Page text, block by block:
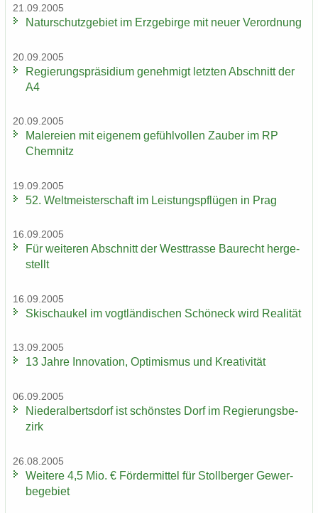
21.09.2005
Na­tur­schutz­ge­biet im Erz­ge­bir­ge mit neuer Ver­ord­nung
20.09.2005
Re­gie­rungs­prä­si­di­um ge­neh­migt letz­ten Ab­schnitt der
A4
20.09.2005
Ma­le­rei­en mit ei­ge­nem ge­fühl­vol­len Zau­ber im RP
Chem­nitz
19.09.2005
52. Welt­meis­ter­schaft im Leis­tungs­pflü­gen in Prag
16.09.2005
Für wei­te­ren Ab­schnitt der West­tras­se Bau­recht her­ge­
stellt
16.09.2005
Ski­schau­kel im vogt­län­di­schen Schöneck wird Rea­li­tät
13.09.2005
13 Jahre In­no­va­ti­on, Op­ti­mis­mus und Krea­ti­vi­tät
06.09.2005
Nie­der­al­berts­dorf ist schöns­tes Dorf im Re­gie­rungs­be­
zirk
26.08.2005
Wei­te­re 4,5 Mio. € För­der­mit­tel für Stoll­ber­ger Ge­wer­
be­ge­biet